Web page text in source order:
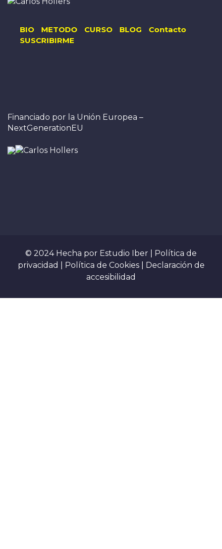
BIO METODO CURSO BLOG
Contacto
SUSCRIBIRME
Financiado por la Unión Europea –
NextGenerationEU
© 2024 Hecha por Estudio Iber
Política de
privacidad
Política de Cookies
Declaración de
accesibilidad